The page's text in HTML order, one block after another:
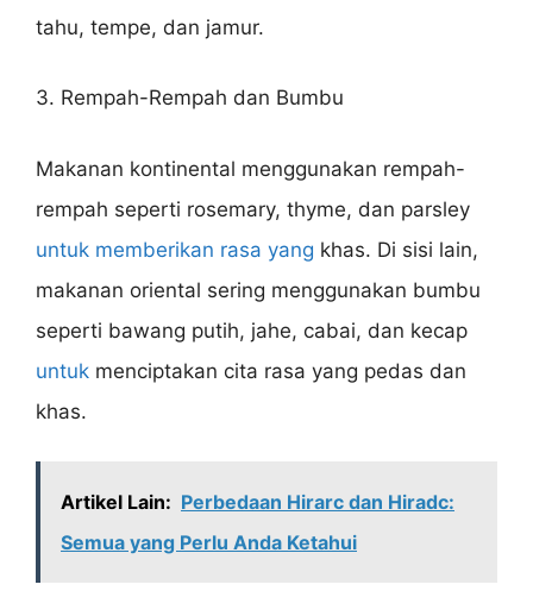
tahu, tempe, dan jamur.
3. Rempah-Rempah dan Bumbu
Makanan kontinental menggunakan rempah-
rempah seperti rosemary, thyme, dan parsley
untuk memberikan rasa yang khas. Di sisi lain,
makanan oriental sering menggunakan bumbu
seperti bawang putih, jahe, cabai, dan kecap
untuk menciptakan cita rasa yang pedas dan
khas.
Artikel Lain: Perbedaan Hirarc dan Hiradc:
Semua yang Perlu Anda Ketahui